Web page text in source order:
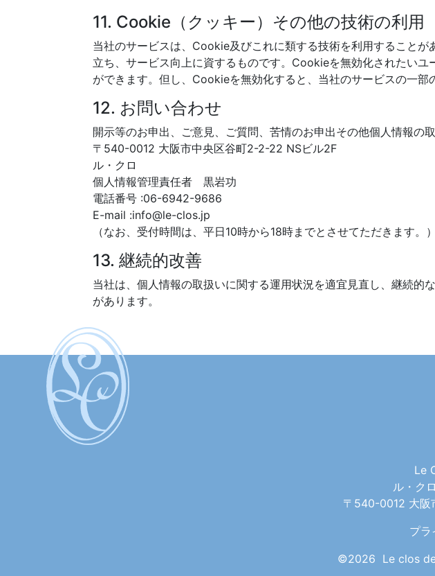
11. Cookie（クッキー）その他の技術の利用
当社のサービスは、Cookie及びこれに類する技術を利用すること
立ち、サービス向上に資するものです。Cookieを無効化されたい
ができます。但し、Cookieを無効化すると、当社のサービスの一部
12. お問い合わせ
開示等のお申出、ご意見、ご質問、苦情のお申出その他個人情報の
〒540-0012 大阪市中央区谷町2-2-22 NSビル2F
ル・クロ
個人情報管理責任者 黒岩功
電話番号 :06-6942-9686
E-mail :info@le-clos.jp
（なお、受付時間は、平日10時から18時までとさせてただきます。）
13. 継続的改善
当社は、個人情報の取扱いに関する運用状況を適宜見直し、継続的
があります。
Le
ル・ク
〒540-0012 大阪
プラ
©2026 Le clos